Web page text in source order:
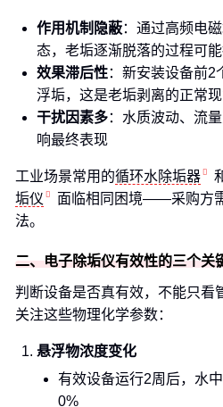
作用机制隐蔽：通过高频电
态，老垢逐渐脱落的过程可
效果滞后性：新安装设备前2
浮垢，这是老垢剥离的正常现
干扰因素多：水质波动、流
响最终表现
工业场景常用的循环水除垢器
垢仪
面临相同困境——采购方
法。
二、电子除垢仪有效性的三个关
判断设备是否真有效，不能只看
关注这些物理化学参数：
悬浮物浓度变化
有效设备运行2周后，水
0%